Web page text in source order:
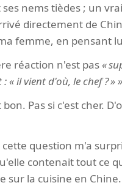
nems tièdes ; un
directement de
femme, en pensant
réaction n'est pas
: il vient d'où, le chef ?
bon. Pas si c'est cher.
question m'a
contenait tout ce
sur la cuisine en